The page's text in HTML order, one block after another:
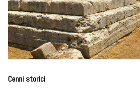
Cenni storici